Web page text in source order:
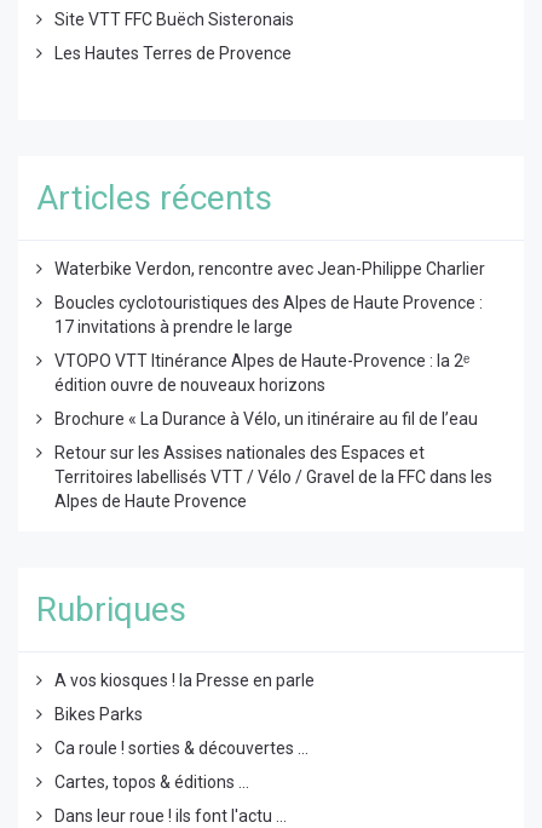
Site VTT FFC Buëch Sisteronais
Les Hautes Terres de Provence
Articles récents
Waterbike Verdon, rencontre avec Jean-Philippe Charlier
Boucles cyclotouristiques des Alpes de Haute Provence :
17 invitations à prendre le large
VTOPO VTT Itinérance Alpes de Haute-Provence : la 2ᵉ
édition ouvre de nouveaux horizons
Brochure « La Durance à Vélo, un itinéraire au fil de l’eau
Retour sur les Assises nationales des Espaces et
Territoires labellisés VTT / Vélo / Gravel de la FFC dans les
Alpes de Haute Provence
Rubriques
A vos kiosques ! la Presse en parle
Bikes Parks
Ca roule ! sorties & découvertes ...
Cartes, topos & éditions ...
Dans leur roue ! ils font l'actu ...